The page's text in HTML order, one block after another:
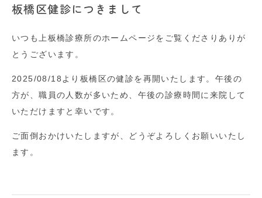
板橋区健診につきまして
いつも上板橋診療所のホームページをご覧くださりありが
とうございます。
2025/08/18より板橋区の健診を再開いたします。午後の
方が、職員の人数が多いため、午後の診療時間に来院して
いただけますと幸いです。
ご面倒おかけいたしますが、どうぞよろしくお願いいたし
ます。